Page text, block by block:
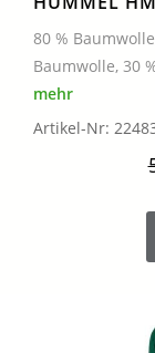
80 %
Baumwolle, 30
mehr
Artikel-Nr: